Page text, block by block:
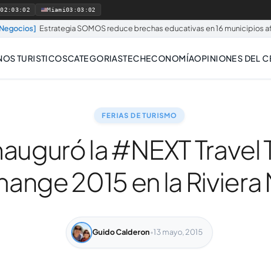
02:03:03 Miami03:03:03
Estrategia SOMOS reduce brechas educativas en 16 municipios afectados
TURISTICOSCATEGORIASTECHECONOMÍAOPINIONES DEL
FERIAS DE TURISMO
la #NEXT Travel
2015 en la Riviera
Guido Calderon•13 mayo, 2015